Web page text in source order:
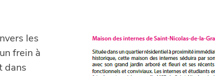
les
frein à
dans